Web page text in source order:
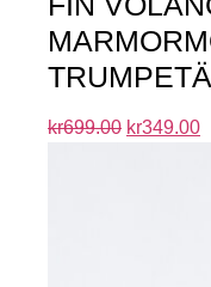
kr699.00 kr349.00